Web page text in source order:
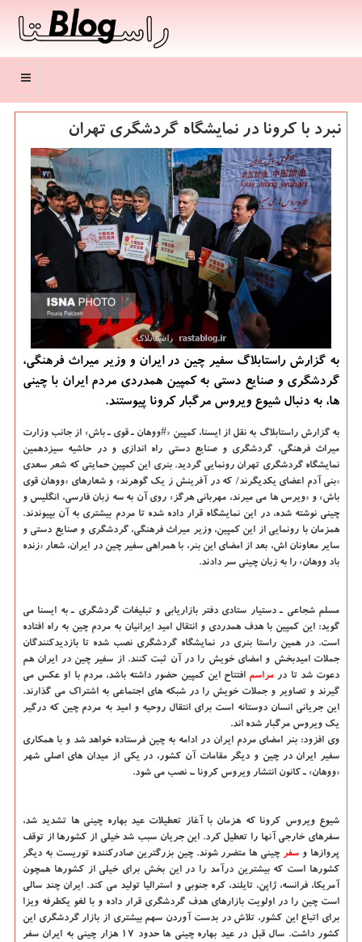
منو
نبرد با كرونا در نمایشگاه گردشگری تهران
به گزارش راستابلاگ سفیر چین در ایران و وزیر میراث فرهنگی،
گردشگری و صنایع دستی به كمپین همدردی مردم ایران با چینی
ها، به دنبال شیوع ویروس مرگبار كرونا پیوستند.
به گزارش راستابلاگ به نقل از ایسنا، كمپین «#ووهان ـ قوی ـ باش» از جانب وزارت
میراث فرهنگی، گردشگری و صنایع دستی راه اندازی و در حاشیه سیزدهمین
نمایشگاه گردشگری تهران رونمایی گردید. بنری این كمپین حمایتی كه شعر سعدی
«بنی آدم اعضای یكدیگرند/ كه در آفرینش ز یك گوهرند» و شعارهای «ووهان قوی
باش» و «ویرس ها می میرند، مهربانی هرگز» روی آن به سه زبان فارسی، انگلیس و
چینی نوشته شده، در این نمایشگاه قرار داده شده تا مردم بیشتری به آن بپیوندند.
همزمان با رونمایی از این كمپین، وزیر میراث فرهنگی، گردشگری و صنایع دستی و
سایر معاونان اش، بعد از امضای این بنر، با همراهی سفیر چین در ایران، شعار «زنده
باد ووهان» را به زبان چینی سر دادند.
مسلم شجاعی ـ دستیار ستادی دفتر بازاریابی و تبلیغات گردشگری ـ به ایسنا می
گوید: این كمپین با هدف همدردی و انتقال امید ایرانیان به مردم چین به راه افتاده
است. در همین راستا بنری در نمایشگاه گردشگری نصب شده تا بازدیدكنندگان
جملات امیدبخش و امضای خویش را در آن ثبت كنند. از سفیر چین در ایران هم
دعوت شد تا در مراسم افتتاح این كمپین حضور داشته باشد، مردم با او عكس می
گیرند و تصاویر و جملات خویش را در شبكه های اجتماعی به اشتراك می گذارند.
این جریانی انسان دوستانه است برای انتقال روحیه و امید به مردم چین كه درگیر
یك ویروس مرگبار شده اند.
وی افزود: بنر امضای مردم ایران در ادامه به چین فرستاده خواهد شد و با همكاری
سفیر ایران در چین و دیگر مقامات آن كشور، در یكی از میدان های اصلی شهر
«ووهان» ـ كانون انتشار ویروس كرونا ـ، نصب می شود.
شیوع ویروس كرونا كه هزمان با آغاز تعطیلات عید بهاره چینی ها تشدید شد،
سفرهای خارجی آنها را تعطیل كرد. این جریان سبب شد خیلی از كشورها از توقف
پروازها و سفر چینی ها متضرر شوند. چین بزرگترین صادركننده توریست به دیگر
كشورها است كه بیشترین درآمد را در این بخش برای خیلی از كشورها همچون
آمریكا، فرانسه، ژاپن، تایلند، كره جنوبی و استرالیا تولید می كند. ایران چند سالی
است چین را در اولویت بازارهای هدف گردشگری قرار داده و با لغو یكطرفه ویزا
برای اتباع این كشور، تلاش در بدست آوردن سهم بیشتری از بازار گردشگری این
كشور داشت. سال قبل در عید بهاره چینی ها حدود ۱۷ هزار چینی به ایران سفر